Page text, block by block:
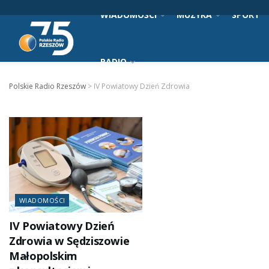
WIADOMOŚCI MUZYKA SPORT
RADIO
Polskie Radio Rzeszów > IV Powiatowy Dzień Zdrowia
WIADOMOŚCI
IV Powiatowy Dzień
Zdrowia w Sędziszowie
Małopolskim